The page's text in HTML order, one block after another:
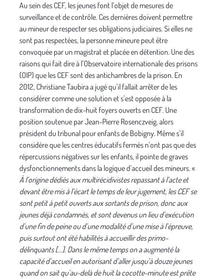
Au sein des CEF, les jeunes font l’objet de mesures de
surveillance et de contrôle. Ces dernières doivent permettre
au mineur de respecter ses obligations judiciaires. Si elles ne
sont pas respectées, la personne mineure peut être
convoquée par un magistrat et placée en détention. Une des
raisons qui fait dire à l’Observatoire internationale des prisons
(OIP) que les CEF sont des antichambres de la prison. En
2012, Christiane Taubira a jugé qu’il fallait arrêter de les
considérer comme une solution et s’est opposée à la
transformation de dix-huit foyers ouverts en CEF. Une
position soutenue par Jean-Pierre Rosenczveig, alors
président du tribunal pour enfants de Bobigny. Même s’il
considère que les centres éducatifs fermés n’ont pas que des
répercussions négatives sur les enfants, il pointe de graves
dysfonctionnements dans la logique d’accueil des mineurs. «
À l’origine dédiés aux multirécidivistes repassant à l’acte et
devant être mis à l’écart le temps de leur jugement, les CEF se
sont petit à petit ouverts aux sortants de prison, donc aux
jeunes déjà condamnés, et sont devenus un lieu d’exécution
d’une fin de peine ou d’une modalité d’une mise à l’épreuve,
puis surtout ont été habilités à accueillir des primo-
délinquants [...]. Dans le même temps on a augmenté la
capacité d’accueil en autorisant d’aller jusqu’à douze jeunes
quand on sait qu’au-delà de huit la cocotte-minute est prête